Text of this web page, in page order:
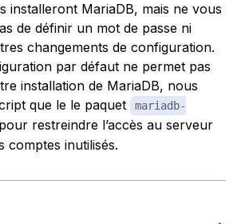
installeront MariaDB, mais ne vous
de définir un mot de passe ni
changements de configuration.
par défaut ne permet pas
installation de MariaDB, nous
que le le paquet
mariadb-
restreindre l’accès au serveur
comptes inutilisés.